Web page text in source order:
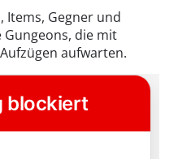
Items, Gegner und
die mit
aufwarten.